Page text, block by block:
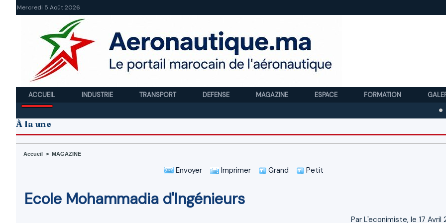
Mercredi 5 Août 2026
ACCUEIL INDUSTRIE TRANSPORT DEFENSE MAGAZINE ESPACE FORMATION
Royal
À la une
Accueil > MAGAZINE
Envoyer Imprimer Grand Petit
Ecole Mohammadia d'Ingénieurs
Par L'econimiste, le 17 Avril